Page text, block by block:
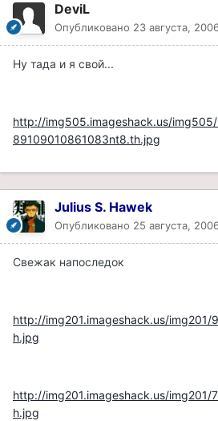
DeviL
Опубликовано 23 августа,
Ну тада и я свой...
http://img505.imageshack.us/
89109010861083nt8.th.jpg
Julius S. Hawek
Опубликовано 25 августа,
Свежак напоследок
http://img201.imageshack.us/img201/
h.jpg
http://img201.imageshack.us/
h.jpg